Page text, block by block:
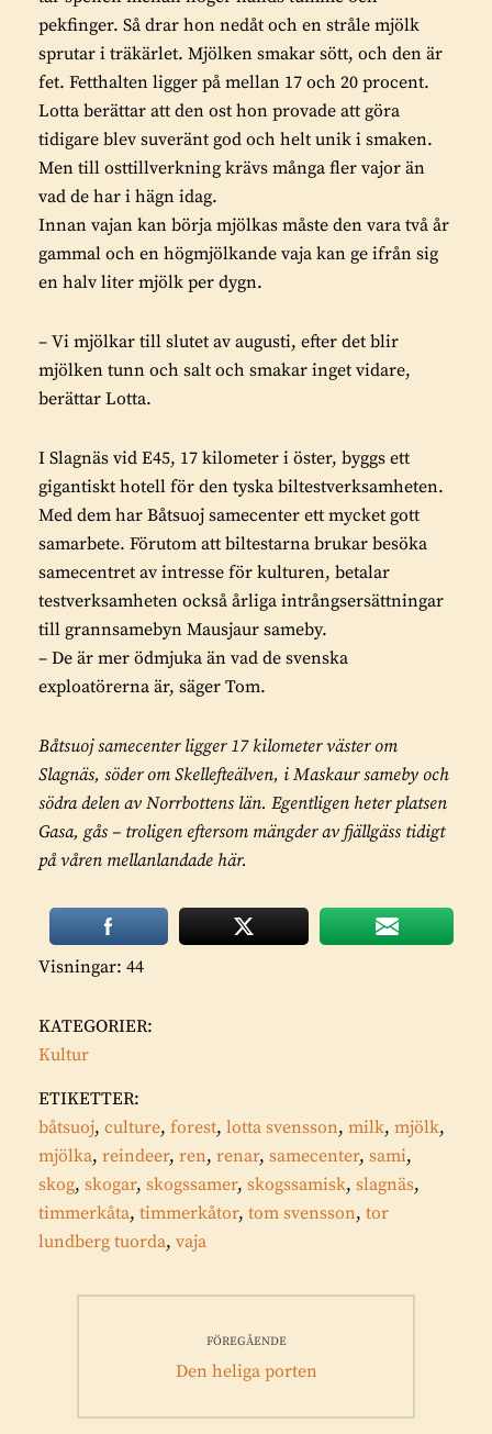
pekfinger. Så drar hon nedåt och en stråle mjölk
sprutar i träkärlet. Mjölken smakar sött, och den är
fet. Fetthalten ligger på mellan 17 och 20 procent.
Lotta berättar att den ost hon provade att göra
tidigare blev suveränt god och helt unik i smaken.
Men till osttillverkning krävs många fler vajor än
vad de har i hägn idag.
Innan vajan kan börja mjölkas måste den vara två år
gammal och en högmjölkande vaja kan ge ifrån sig
en halv liter mjölk per dygn.
– Vi mjölkar till slutet av augusti, efter det blir
mjölken tunn och salt och smakar inget vidare,
berättar Lotta.
I Slagnäs vid E45, 17 kilometer i öster, byggs ett
gigantiskt hotell för den tyska biltestverksamheten.
Med dem har Båtsuoj samecenter ett mycket gott
samarbete. Förutom att biltestarna brukar besöka
samecentret av intresse för kulturen, betalar
testverksamheten också årliga intrångsersättningar
till grannsamebyn Mausjaur sameby.
– De är mer ödmjuka än vad de svenska
exploatörerna är, säger Tom.
Båtsuoj samecenter ligger 17 kilometer väster om
Slagnäs, söder om Skellefteälven, i Maskaur sameby och
södra delen av Norrbottens län. Egentligen heter platsen
Gasa, gås – troligen eftersom mängder av fjällgäss tidigt
på våren mellanlandade här.
Visningar: 44
KATEGORIER:
Kultur
ETIKETTER:
båtsuoj, culture, forest, lotta svensson, milk, mjölk,
mjölka, reindeer, ren, renar, samecenter, sami,
skog, skogar, skogssamer, skogssamisk, slagnäs,
timmerkåta, timmerkåtor, tom svensson, tor
lundberg tuorda, vaja
FÖREGÅENDE
Föregående
Den heliga porten